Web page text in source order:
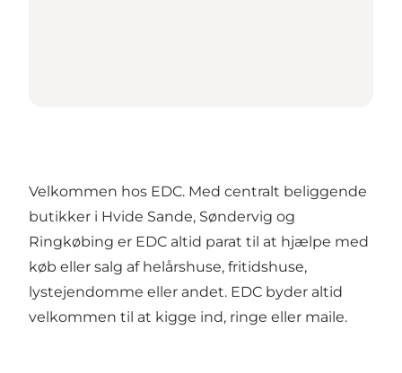
Velkommen hos EDC. Med centralt beliggende
butikker i Hvide Sande, Søndervig og
Ringkøbing er EDC altid parat til at hjælpe med
køb eller salg af helårshuse, fritidshuse,
lystejendomme eller andet. EDC byder altid
velkommen til at kigge ind, ringe eller maile.